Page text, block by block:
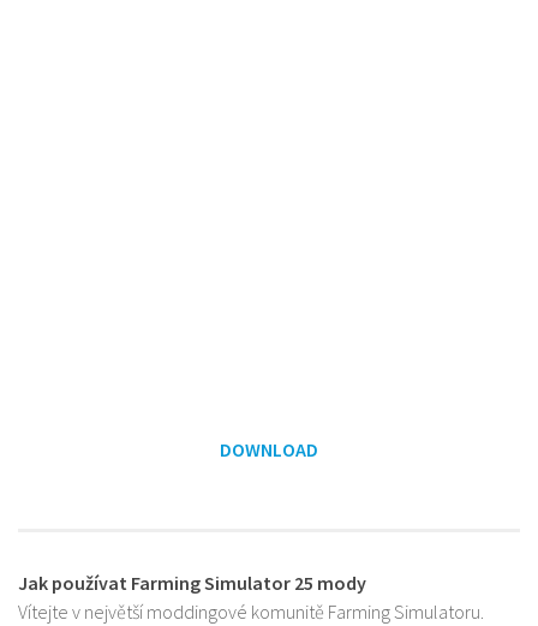
DOWNLOAD
Jak používat Farming Simulator 25 mody
Vítejte v největší moddingové komunitě Farming Simulatoru.